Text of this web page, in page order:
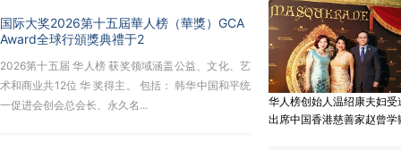
国际大奖2026第十五屆華人榜（華獎）GCA
Award全球行頒獎典禮于2
2026第十五届 华人榜 获奖领域涵盖公益、文化、艺
术和商业共12位 华 奖得主。 包括： 韩华中国和平统
一促进会创会总会长、永久名...
华人榜创始人温绍康夫妇受
出席中国香港慈善家赵曾学